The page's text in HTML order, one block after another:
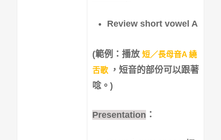
Review short vowel A
(範例： 播放 短／長母音A 繞
舌歌
， 短音的部份可以跟著
唸。)
Presentation ：